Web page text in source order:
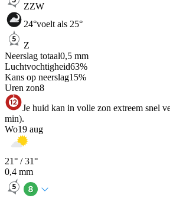
ZZW
24°voelt als 25°
Z
Neerslag totaal0,5 mm
Luchtvochtigheid63%
Kans op neerslag15%
Uren zon8
Je huid kan in volle zon extreem snel
min).
Wo19 aug
21° /31°
0,4 mm